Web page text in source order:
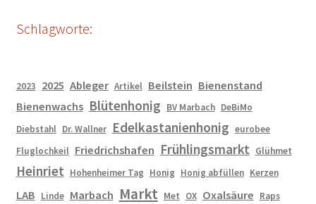
Schlagworte:
2023 2025 Ableger Artikel Beilstein Bienenstand
Bienenwachs Blütenhonig BV Marbach DeBiMo
Diebstahl Dr. Wallner Edelkastanienhonig eurobee
Fluglochkeil Friedrichshafen Frühlingsmarkt Glühmet
Heinriet Hohenheimer Tag Honig Honig abfüllen Kerzen
LAB Linde Marbach Markt Met OX Oxalsäure Raps